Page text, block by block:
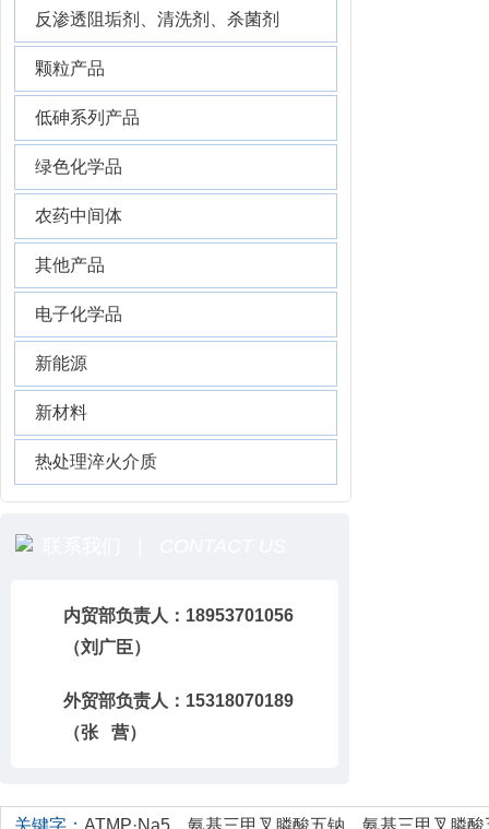
反渗透阻垢剂、清洗剂、杀菌剂
颗粒产品
低砷系列产品
绿色化学品
农药中间体
其他产品
电子化学品
新能源
新材料
热处理淬火介质
内贸部负责人：18953701056
（刘广臣）
外贸部负责人：15318070189
（张 营）